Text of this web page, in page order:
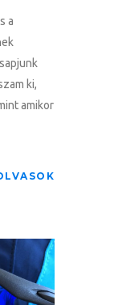
a
ki,
amikor